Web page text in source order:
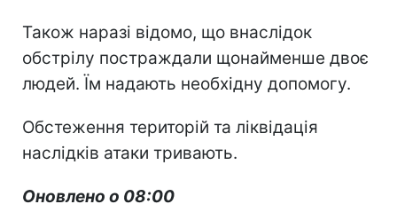
Також наразі відомо, що внаслідок
обстрілу постраждали щонайменше двоє
людей. Їм надають необхідну допомогу.
Обстеження територій та ліквідація
наслідків атаки тривають.
Оновлено о 08:00